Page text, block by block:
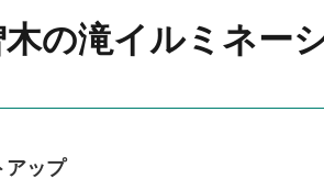
の滝イルミネー
アップ